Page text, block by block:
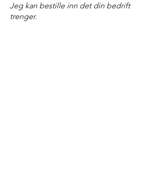
Jeg kan bestille inn det din bedrift
trenger.